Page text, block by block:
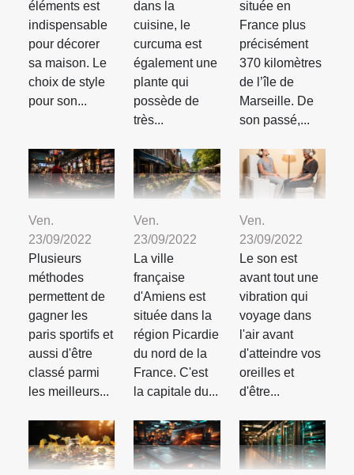
éléments est
indispensable
pour décorer
sa maison. Le
choix de style
pour son...
dans la
cuisine, le
curcuma est
également une
plante qui
possède de
très...
située en
France plus
précisément
370 kilomètres
de l’île de
Marseille. De
son passé,...
Ven.
23/09/2022
Plusieurs
méthodes
permettent de
gagner les
paris sportifs et
aussi d'être
classé parmi
les meilleurs...
Ven.
23/09/2022
La ville
française
d'Amiens est
située dans la
région Picardie
du nord de la
France. C'est
la capitale du...
Ven.
23/09/2022
Le son est
avant tout une
vibration qui
voyage dans
l'air avant
d'atteindre vos
oreilles et
d'être...